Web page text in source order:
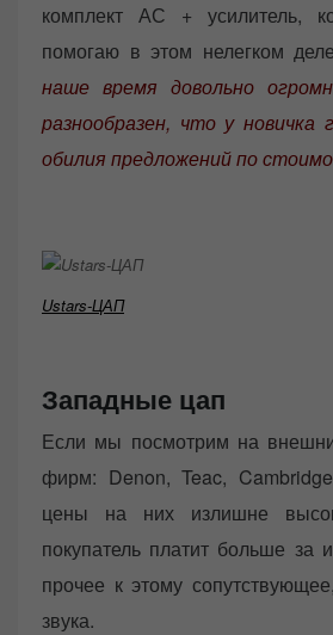
комплект АС + усилитель,
помогаю в этом нелегком
наше время довольно
разнообразен, что у новичка
обилия предложений по
Ustars-ЦАП
Западные цап
Если мы посмотрим на
фирм: Denon, Teac,
цены на них излишне
покупатель платит больше за
прочее к этому
звука.